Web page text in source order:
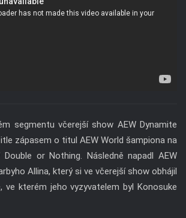
segmentu včerejší show AEW Dynamite
zápasem o titul AEW World šampiona na
Double or Nothing. Následně napadl AEW
Allina, který si ve včerejší show obhájil
ve kterém jeho vyzyvatelem byl Konosuke